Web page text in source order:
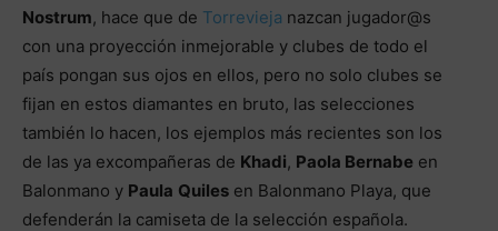
Nostrum, hace que de Torrevieja nazcan jugador@s
con una proyección inmejorable y clubes de todo el
país pongan sus ojos en ellos, pero no solo clubes se
fijan en estos diamantes en bruto, las selecciones
también lo hacen, los ejemplos más recientes son los
de las ya excompañeras de Khadi, Paola Bernabe en
Balonmano y Paula Quiles en Balonmano Playa, que
defenderán la camiseta de la selección española.